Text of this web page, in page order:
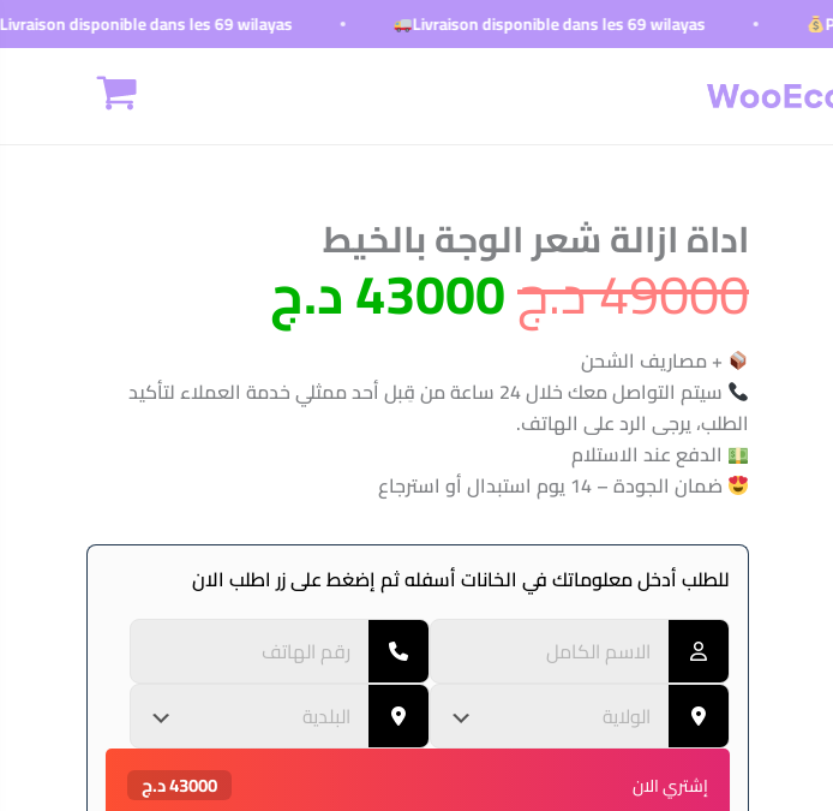
dans les 69 wilayas Livraison disponible dans les 69 wilayas Paiement
اداة ازالة شعر الوجة بالخيط
49000د.ج
السعر
الأصلي
هو:
49000 د.ج.
43000د.ج
+ مصاريف الشحن
سيتم التواصل معك خلال 24 ساعة من قِبل أحد ممثلي خدمة العملاء لتأكيد
الطلب، يرجى الرد على الهاتف.
الدفع عند الاستلام
ضمان الجودة – 14 يوم استبدال أو استرجاع
للطلب أدخل معلوماتك في الخانات أسفله ثم إضغط على زر اطلب الان
إشتري الان 43000 د.ج